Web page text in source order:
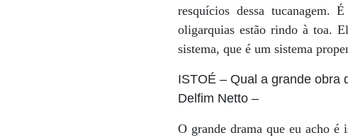
resquícios dessa
oligarquias estão rindo à toa.
sistema, que é um sistema
ISTOÉ – Qual a grande obra
Delfim Netto –
O grande drama que eu acho é